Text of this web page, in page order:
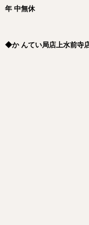
年 中無休
◆か んてい局店上水前寺